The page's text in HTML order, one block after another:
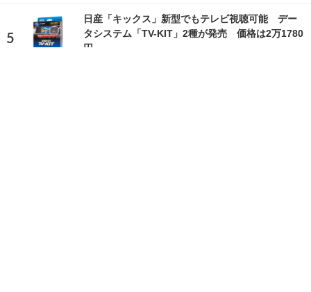
日産「キックス」新型でもテレビ視聴可能 デー
タシステム「TV-KIT」2種が発売 価格は2万1780
円